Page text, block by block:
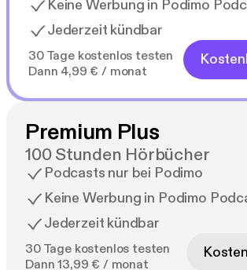
Keine Werbung in Podimo
Jederzeit kündbar
30 Tage kostenlos testen
Dann 4,99 € / monat
Premium Plus
100 Stunden Hörbücher
Podcasts nur bei Podimo
Keine Werbung in Podimo
Jederzeit kündbar
30 Tage kostenlos testen
Dann 13,99 € / monat